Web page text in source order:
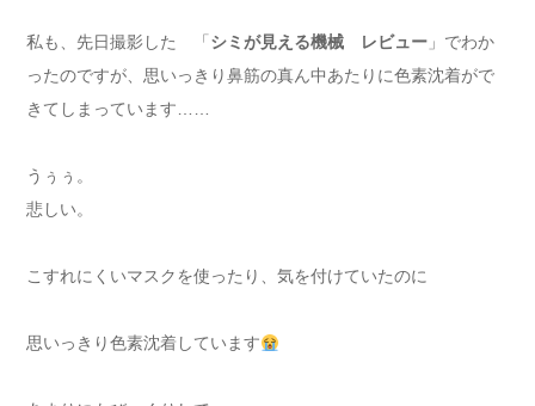
私も、先日撮影した 「 シミが見える機械 レビュー 」でわか
ったのですが、思いっきり鼻筋の真ん中あたりに色素沈着がで
きてしまっています……
うぅぅ。
悲しい。
こすれにくいマスクを使ったり、気を付けていたのに
思いっきり色素沈着しています